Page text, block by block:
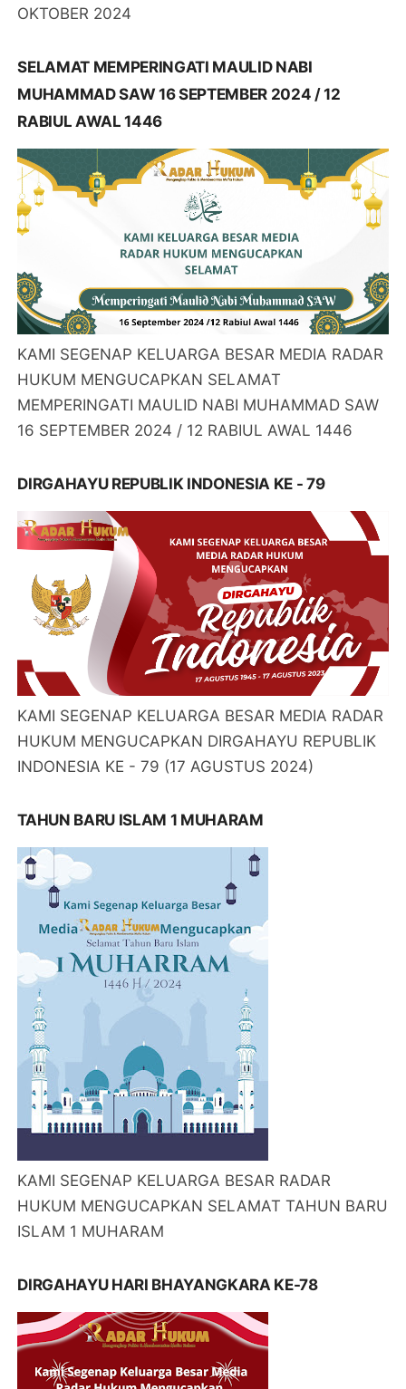
OKTOBER 2024
SELAMAT MEMPERINGATI MAULID NABI
MUHAMMAD SAW 16 SEPTEMBER 2024 / 12
RABIUL AWAL 1446
KAMI SEGENAP KELUARGA BESAR MEDIA RADAR
HUKUM MENGUCAPKAN SELAMAT
MEMPERINGATI MAULID NABI MUHAMMAD SAW
16 SEPTEMBER 2024 / 12 RABIUL AWAL 1446
DIRGAHAYU REPUBLIK INDONESIA KE - 79
KAMI SEGENAP KELUARGA BESAR MEDIA RADAR
HUKUM MENGUCAPKAN DIRGAHAYU REPUBLIK
INDONESIA KE - 79 (17 AGUSTUS 2024)
TAHUN BARU ISLAM 1 MUHARAM
KAMI SEGENAP KELUARGA BESAR RADAR
HUKUM MENGUCAPKAN SELAMAT TAHUN BARU
ISLAM 1 MUHARAM
DIRGAHAYU HARI BHAYANGKARA KE-78